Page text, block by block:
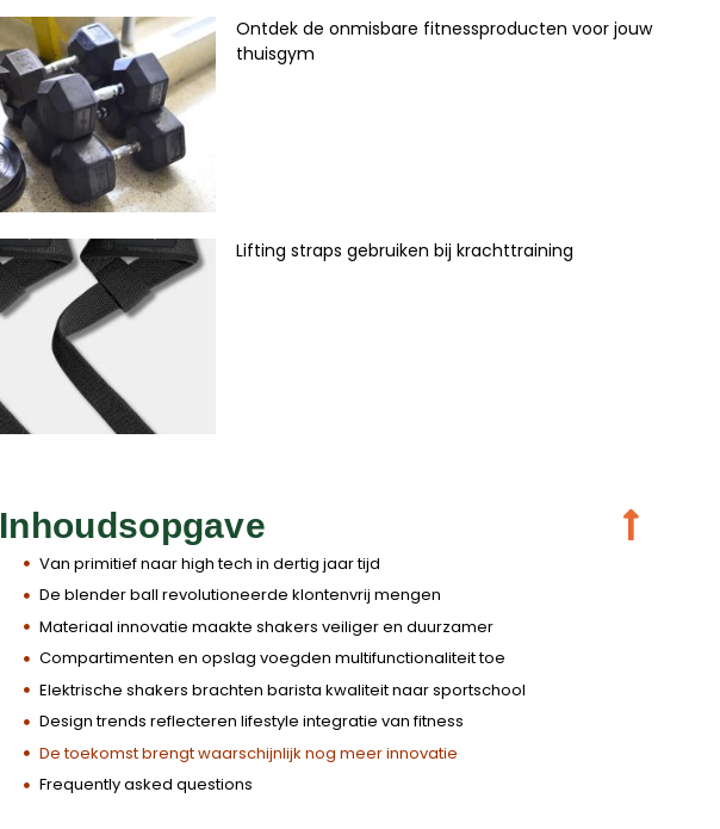
Ontdek de onmisbare fitnessproducten voor jouw
thuisgym
Lifting straps gebruiken bij krachttraining
Inhoudsopgave
Van primitief naar high tech in dertig jaar tijd
De blender ball revolutioneerde klontenvrij mengen
Materiaal innovatie maakte shakers veiliger en duurzamer
Compartimenten en opslag voegden multifunctionaliteit toe
Elektrische shakers brachten barista kwaliteit naar sportschool
Design trends reflecteren lifestyle integratie van fitness
De toekomst brengt waarschijnlijk nog meer innovatie
Frequently asked questions